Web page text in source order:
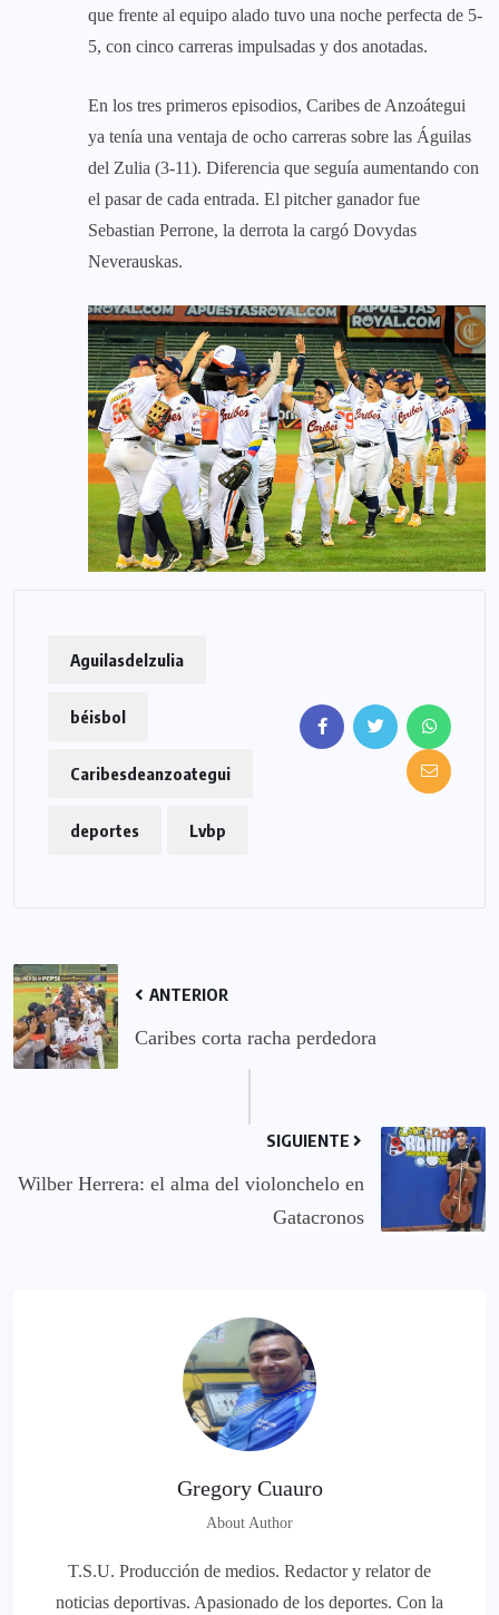
que frente al equipo alado tuvo una noche perfecta de 5-
5, con cinco carreras impulsadas y dos anotadas.
En los tres primeros episodios, Caribes de Anzoátegui
ya tenía una ventaja de ocho carreras sobre las Águilas
del Zulia (3-11). Diferencia que seguía aumentando con
el pasar de cada entrada. El pitcher ganador fue
Sebastian Perrone, la derrota la cargó Dovydas
Neverauskas.
Aguilasdelzulia
béisbol
Caribesdeanzoategui
deportes Lvbp
ANTERIOR
Caribes corta racha perdedora
SIGUIENTE
Wilber Herrera: el alma del violonchelo en
Gatacronos
Gregory Cuauro
About Author
T.S.U. Producción de medios. Redactor y relator de
noticias deportivas. Apasionado de los deportes. Con la